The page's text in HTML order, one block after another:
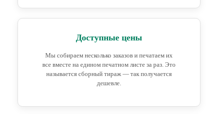
Доступные цены
Мы собираем несколько заказов и печатаем их
все вместе на едином печатном листе за раз. Это
называется сборный тираж — так получается
дешевле.